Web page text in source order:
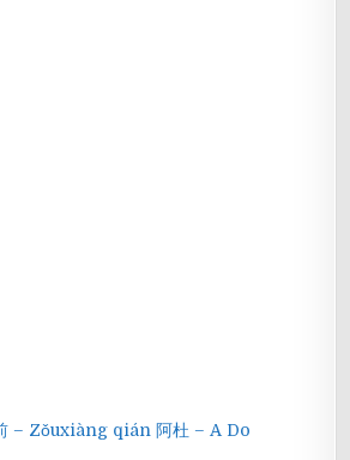
– Zǒuxiàng qián 阿杜 – A Do